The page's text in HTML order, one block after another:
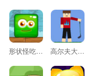
形状怪吃汉堡2 高尔夫大能手